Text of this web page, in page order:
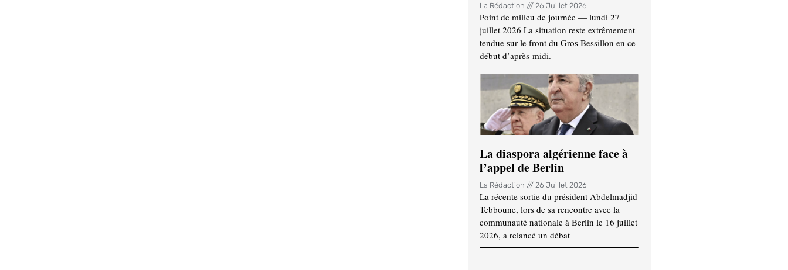
La Rédaction 26 Juillet 2026
Point de milieu de journée — lundi 27
juillet 2026 La situation reste extrêmement
tendue sur le front du Gros Bessillon en ce
début d’après-midi.
La diaspora algérienne face à
l’appel de Berlin
La Rédaction 26 Juillet 2026
La récente sortie du président Abdelmadjid
Tebboune, lors de sa rencontre avec la
communauté nationale à Berlin le 16 juillet
2026, a relancé un débat